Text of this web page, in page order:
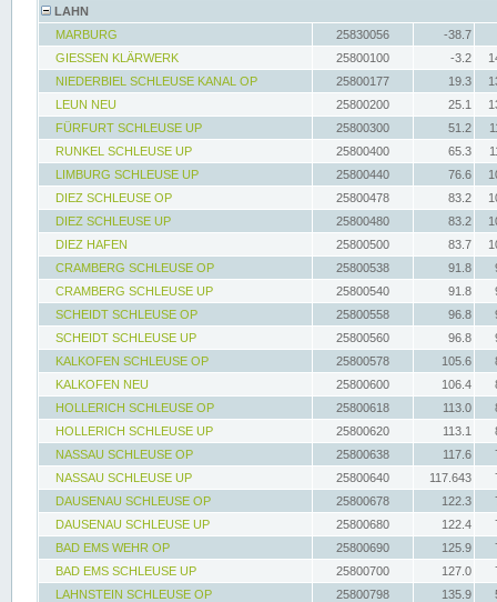
LAHN
MARBURG
25830056
-38.7
GIESSEN KLÄRWERK
25800100 -3.2
NIEDERBIEL SCHLEUSE KANAL OP
25800177 19.3
LEUN NEU
25800200 25.1
FÜRFURT SCHLEUSE UP
25800300 51.2
RUNKEL SCHLEUSE UP
25800400 65.3
LIMBURG SCHLEUSE UP
25800440 76.6
DIEZ SCHLEUSE OP
25800478 83.2
DIEZ SCHLEUSE UP
25800480 83.2
DIEZ HAFEN
25800500 83.7
CRAMBERG SCHLEUSE OP
25800538 91.8
CRAMBERG SCHLEUSE UP
25800540 91.8
SCHEIDT SCHLEUSE OP
25800558 96.8
SCHEIDT SCHLEUSE UP
25800560 96.8
KALKOFEN SCHLEUSE OP
25800578 105.6
KALKOFEN NEU
25800600 106.4
HOLLERICH SCHLEUSE OP
25800618 113.0
HOLLERICH SCHLEUSE UP
25800620 113.1
NASSAU SCHLEUSE OP
25800638 117.6
NASSAU SCHLEUSE UP
25800640 117.643
DAUSENAU SCHLEUSE OP
25800678 122.3
DAUSENAU SCHLEUSE UP
25800680 122.4
BAD EMS WEHR OP
25800690 125.9
BAD EMS SCHLEUSE UP
25800700 127.0
LAHNSTEIN SCHLEUSE OP
25800798 135.9